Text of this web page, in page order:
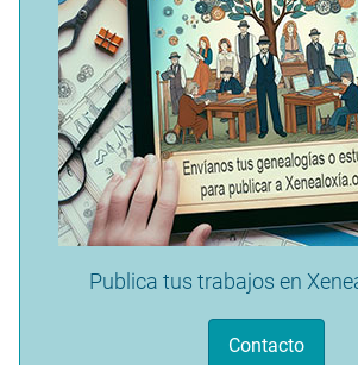
Publica tus trabajos en
Contacto